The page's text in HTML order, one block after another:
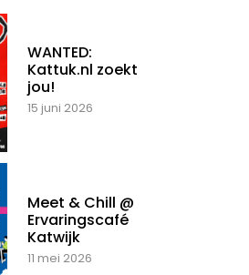
WANTED:
Kattuk.nl zoekt
jou!
15 juni 2026
Meet & Chill @
Ervaringscafé
Katwijk
11 mei 2026